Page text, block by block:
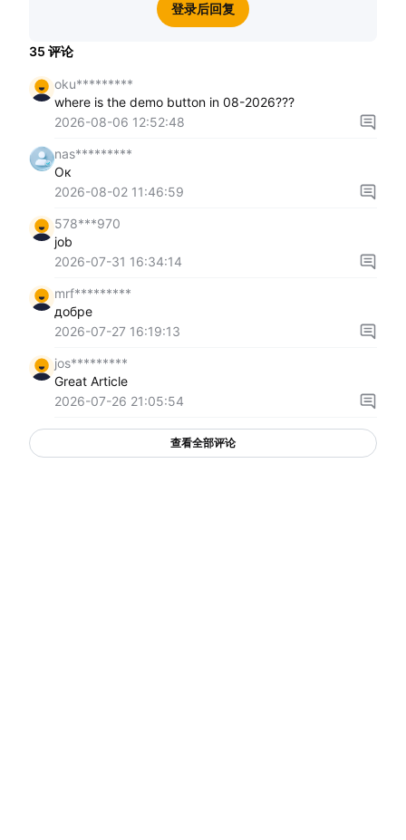
登录后回复
35 评论
oku*********
where is the demo button in 08-2026???
2026-08-06 12:52:48
nas*********
Ок
2026-08-02 11:46:59
578***970
job
2026-07-31 16:34:14
mrf*********
добре
2026-07-27 16:19:13
jos*********
Great Article
2026-07-26 21:05:54
查看全部评论